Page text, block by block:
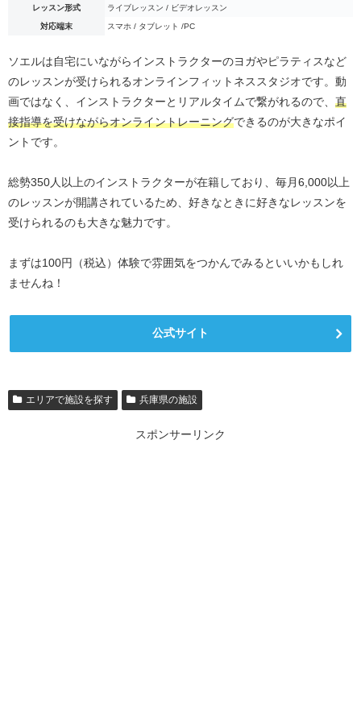
レッスン形式 ライブレッスン / ビデオレッスン
対応端末 スマホ / タブレット /PC
ソエルは自宅にいながらインストラクターのヨガやピラティスなど
のレッスンが受けられるオンラインフィットネススタジオです。動
画ではなく、インストラクターとリアルタイムで繋がれるので、 直
接指導を受けながらオンライントレーニングできるのが大きなポイ
ントです。
総勢350人以上のインストラクターが在籍しており、毎月6,000以上
のレッスンが開講されているため、好きなときに好きなレッスンを
受けられるのも大きな魅力です。
まずは100円（税込）体験で雰囲気をつかんでみるといいかもしれ
ませんね！
公式サイト
エリアで施設を探す 兵庫県の施設
スポンサーリンク